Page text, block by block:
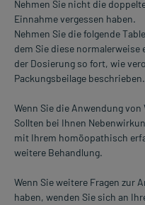
Nehmen Sie nicht die
Einnahme vergessen haben.
Nehmen Sie die folgende
dem Sie diese
der Dosierung so fort, wie
Packungsbeilage beschrieben.
Wenn Sie die Anwendung
Sollten bei Ihnen
mit Ihrem homöopathisch
weitere Behandlung.
Wenn Sie weitere Fragen zur
haben, wenden Sie sich an